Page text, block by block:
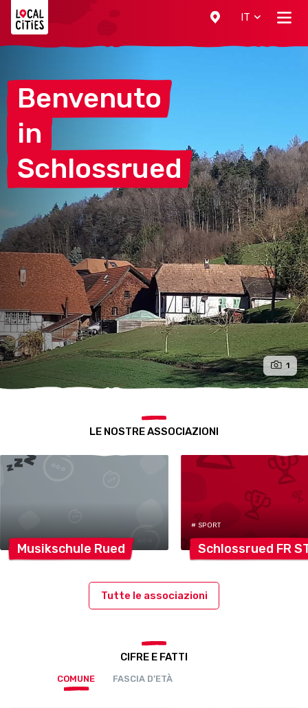
IT
Benvenuto
in
Schlossrued
1
LE NOSTRE ASSOCIAZIONI
Musikschule Rued
# SPORT
Schlossrued FR
Tutte le associazioni
CIFRE E FATTI
COMUNE FASCIA D’ETÀ